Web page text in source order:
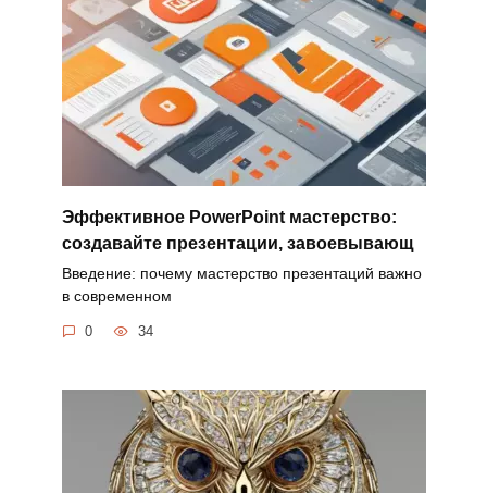
Эффективное PowerPoint мастерство:
создавайте презентации, завоевывающ
Введение: почему мастерство презентаций важно
в современном
0 34